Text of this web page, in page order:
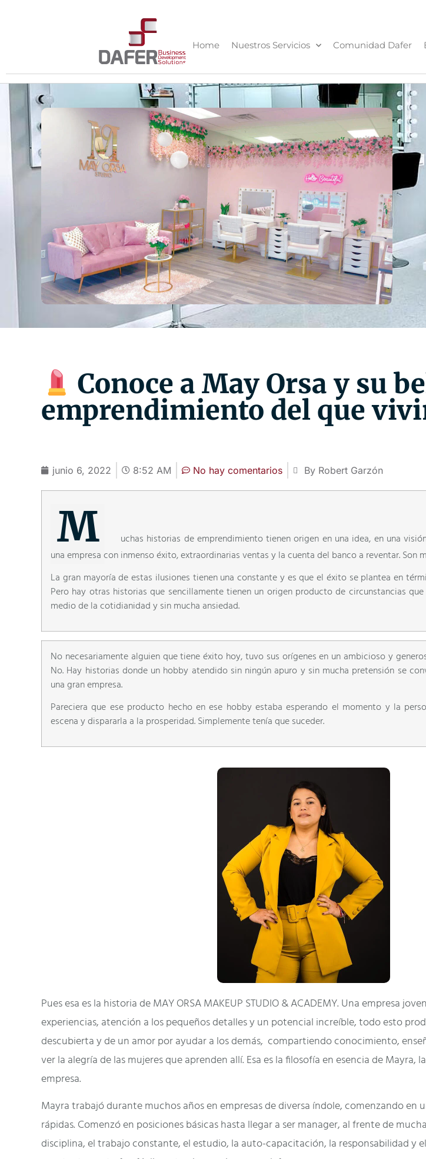
Home Nuestros Servicios Comunidad Dafer
Conoce a May Orsa y su
emprendimiento del que
junio 6, 2022 8:52 AM No hay comentarios By Robert Garzón
M
uchas historias de emprendimiento tienen origen en una idea, en una
una empresa con inmenso éxito, extraordinarias ventas y la cuenta del banco a reventar. Son
La gran mayoría de estas ilusiones tienen una constante y es que el éxito se plantea en
Pero hay otras historias que sencillamente tienen un origen producto de circunstancias
medio de la cotidianidad y sin mucha ansiedad.
No necesariamente alguien que tiene éxito hoy, tuvo sus orígenes en un ambicioso y
No. Hay historias donde un hobby atendido sin ningún apuro y sin mucha pretensión se
una gran empresa.
Pareciera que ese producto hecho en ese hobby estaba esperando el momento y la
escena y dispararla a la prosperidad. Simplemente tenía que suceder.
Pues esa es la historia de MAY ORSA MAKEUP STUDIO & ACADEMY. Una empresa
experiencias, atención a los pequeños detalles y un potencial increíble, todo esto
descubierta y de un amor por ayudar a los demás, compartiendo conocimiento,
ver la alegría de las mujeres que aprenden allí. Esa es la filosofía en esencia de Mayra,
empresa.
Mayra trabajó durante muchos años en empresas de diversa índole, comenzando en
rápidas. Comenzó en posiciones básicas hasta llegar a ser manager, al frente de
disciplina, el trabajo constante, el estudio, la auto-capacitación, la responsabilidad y